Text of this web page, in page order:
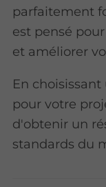
parfaitement
est pensé
et améliorer
En
pour votre
d'obtenir un
standards du